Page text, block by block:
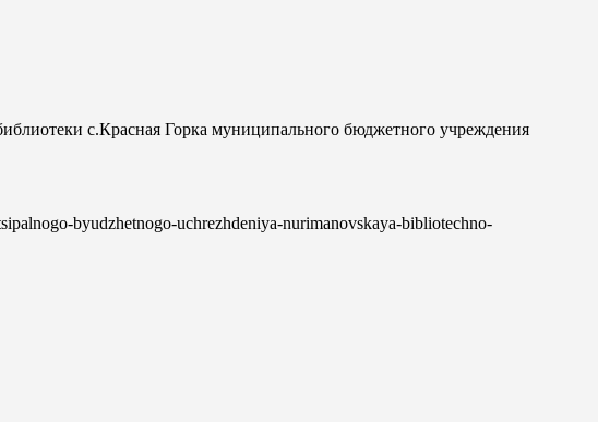
с.Красная Горка муниципального бюджетного учреждения
byudzhetnogo-uchrezhdeniya-nurimanovskaya-bibliotechno-